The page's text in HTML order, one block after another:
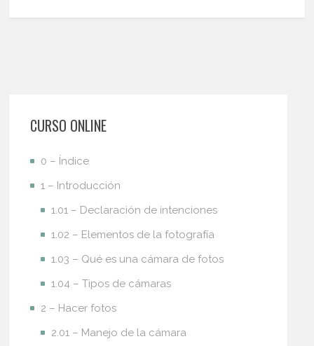
CURSO ONLINE
0 – Índice
1 – Introducción
1.01 – Declaración de intenciones
1.02 – Elementos de la fotografía
1.03 – Qué es una cámara de fotos
1.04 – Tipos de cámaras
2 – Hacer fotos
2.01 – Manejo de la cámara